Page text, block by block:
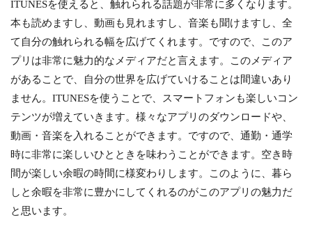
ITUNESを使えると、触れられる話題が非常に多くなります。
本も読めますし、動画も見れますし、音楽も聞けますし、全
て自分の触れられる幅を広げてくれます。ですので、このア
プリは非常に魅力的なメディアだと言えます。このメディア
があることで、自分の世界を広げていけることは間違いあり
ません。ITUNESを使うことで、スマートフォンも楽しいコン
テンツが増えていきます。様々なアプリのダウンロードや、
動画・音楽を入れることができます。ですので、通勤・通学
時に非常に楽しいひとときを味わうことができます。空き時
間が楽しい余暇の時間に様変わりします。このように、暮ら
しと余暇を非常に豊かにしてくれるのがこのアプリの魅力だ
と思います。